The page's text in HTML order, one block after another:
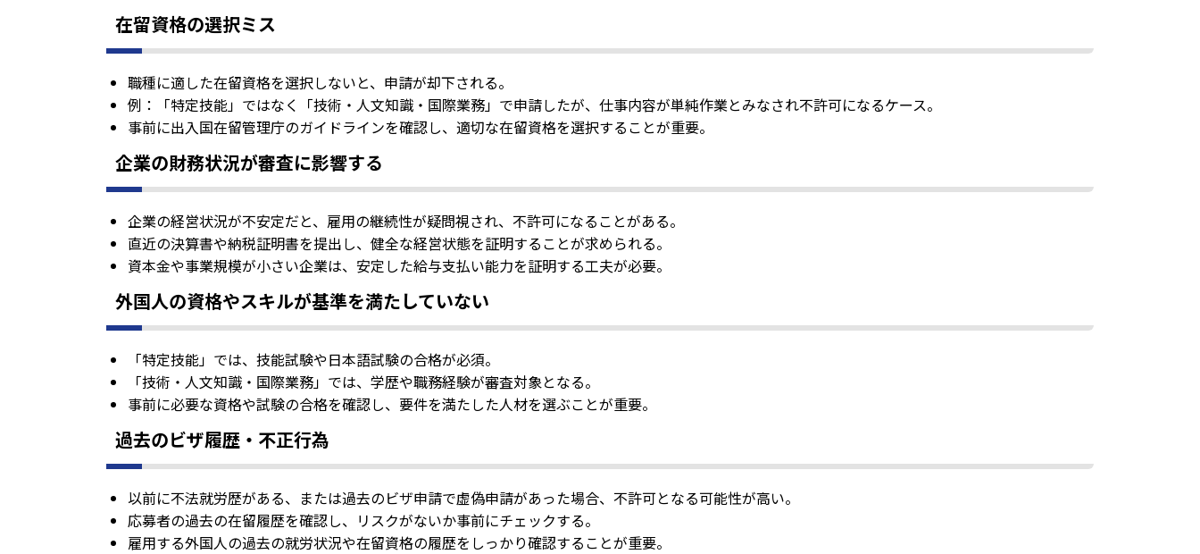
在留資格の選択ミス
職種に適した在留資格を選択しないと、申請が却下される。
例：「特定技能」ではなく「技術・人文知識・国際業務」で申請したが、仕事内容が単純作業とみなされ不許可になるケース。
事前に出入国在留管理庁のガイドラインを確認し、適切な在留資格を選択することが重要。
企業の財務状況が審査に影響する
企業の経営状況が不安定だと、雇用の継続性が疑問視され、不許可になることがある。
直近の決算書や納税証明書を提出し、健全な経営状態を証明することが求められる。
資本金や事業規模が小さい企業は、安定した給与支払い能力を証明する工夫が必要。
外国人の資格やスキルが基準を満たしていない
「特定技能」では、技能試験や日本語試験の合格が必須。
「技術・人文知識・国際業務」では、学歴や職務経験が審査対象となる。
事前に必要な資格や試験の合格を確認し、要件を満たした人材を選ぶことが重要。
過去のビザ履歴・不正行為
以前に不法就労歴がある、または過去のビザ申請で虚偽申請があった場合、不許可となる可能性が高い。
応募者の過去の在留履歴を確認し、リスクがないか事前にチェックする。
雇用する外国人の過去の就労状況や在留資格の履歴をしっかり確認することが重要。